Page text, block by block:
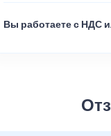
Вы работаете с НДС